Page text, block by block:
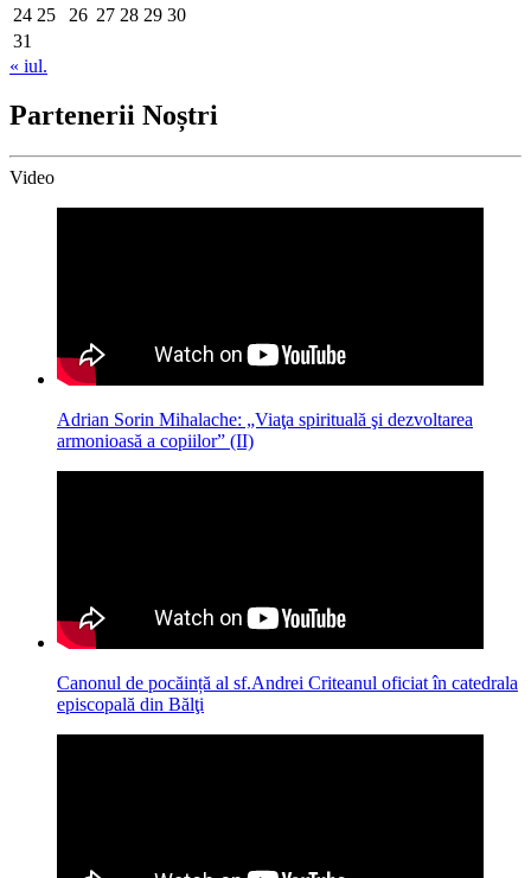
24 25 26 27 28 29 30
31
« iul.
Partenerii Noștri
Video
Adrian Sorin Mihalache: „Viaţa spirituală şi dezvoltarea
armonioasă a copiilor” (II)
Canonul de pocăință al sf.Andrei Criteanul oficiat în catedrala
episcopală din Bălţi